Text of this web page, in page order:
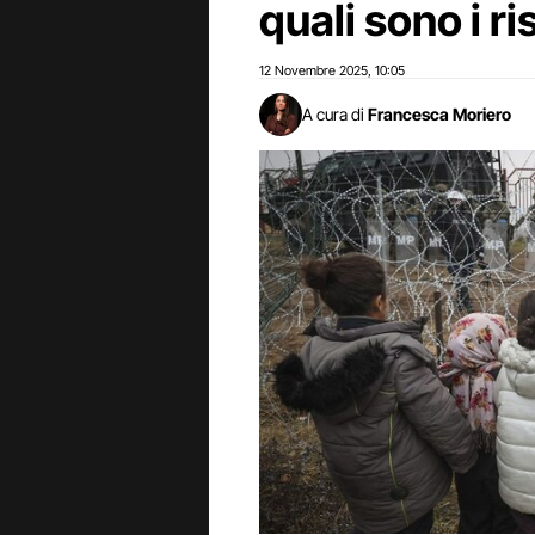
quali sono i
12 Novembre 2025 10:05
A cura di Francesca Moriero